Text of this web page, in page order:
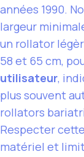
années 1990.
largeur
un rollator
58 et 65 cm,
utilisateur,
plus souvent
rollators
Respecter
matériel et